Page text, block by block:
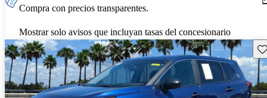
Compra con precios transparentes.
Mostrar solo avisos que incluyan tasas del concesionario